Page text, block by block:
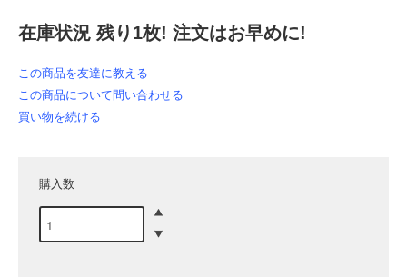
在庫状況 残り1枚! 注文はお早めに!
この商品を友達に教える
この商品について問い合わせる
買い物を続ける
購入数